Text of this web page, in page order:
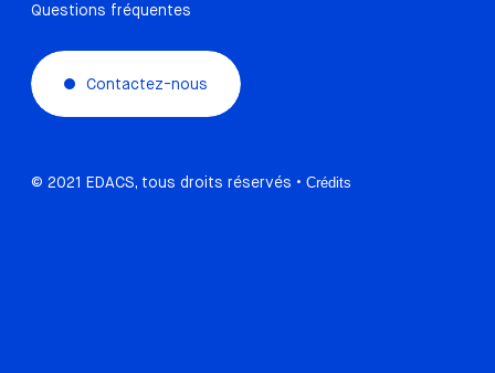
Questions fréquentes
Contactez-nous
© 2021 EDACS, tous droits réservés • Crédits